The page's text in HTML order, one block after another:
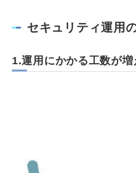
セキュリティ運用
1.運用にかかる工数が増